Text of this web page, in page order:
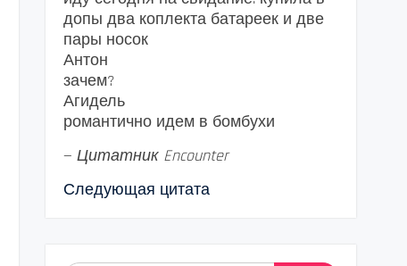
допы два коплекта батареек и две
пары носок
Антон
зачем?
Агидель
романтично идем в бомбухи
— Цитатник Encounter
Следующая цитата